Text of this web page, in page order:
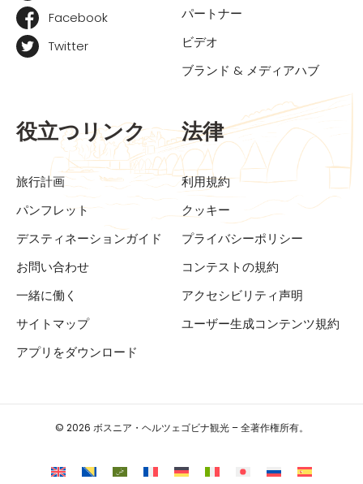
Facebook
Twitter
パートナー
ビデオ
ブランド & メディアハブ
役立つリンク
旅行計画
パンフレット
デスティネーションガイド
お問い合わせ
一緒に働く
サイトマップ
アプリをダウンロード
法律
利用規約
クッキー
プライバシーポリシー
コンテストの規約
アクセシビリティ声明
ユーザー生成コンテンツ規約
© 2026 ボスニア・ヘルツェゴビナ観光 – 全著作権所有。